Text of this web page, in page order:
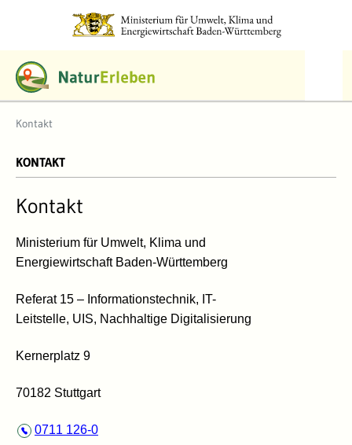
Kontakt
Kontakt
KONTAKT
Kontakt
Ministerium für Umwelt, Klima und
Energiewirtschaft Baden-Württemberg
Referat 15 – Informationstechnik, IT-
Leitstelle, UIS, Nachhaltige Digitalisierung
Kernerplatz 9
70182 Stuttgart
0711 126-0